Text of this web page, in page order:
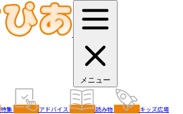
メニュー
特集 アドバイス 読み物
キッズ広場